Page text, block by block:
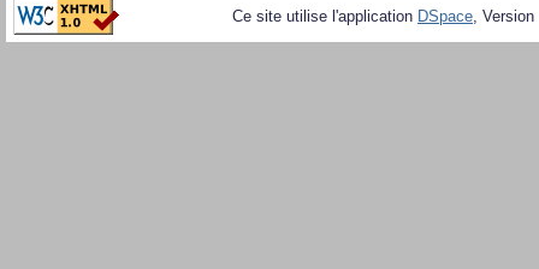
Ce site utilise l'application DSpace,